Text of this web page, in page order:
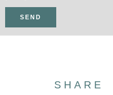
SEND
SHARE